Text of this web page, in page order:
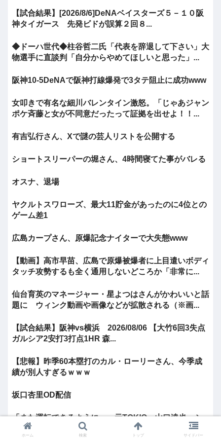
【試合結果】[2026/8/6]DeNAベイスターズ５－１０阪
神タイガース 先発ビドが誤算２回８...
◆ドーハ世代◆柱谷哲二氏「代表を辞退して下さい」大
物選手に直談判「自分からやめてほしいと思った」...
阪神10-5DeNAで阪神打線爆発で3タテ阻止に成功www
女叩きで有名な細川バレンタイン激怒。「じゃあジャン
ポケ斉藤と女が不同意だったって証拠を出せよ！！...
有吉弘行さん、Xで謎の芸人リストを公開する
ショートスリーパーの堀さん、4時間寝てた事がバレる
オスナ、退場
ヤクルトスワローズ、最大11貯金があったのに4位との
ゲーム差1
広島カープさん、原爆記念ナイターで大失態www
【動画】高市早苗、広島で原爆被爆者に上目遣いボディ
タッチ攻勢するも全く通用しないどころか「非常に...
仙台育英のマネージャー・星よつはさんがかわいいと話
題に ウィンク動画や画像などが拡散される（※画...
【試合結果】阪神vs横浜 2026/08/06 【大竹6回3失点
ガルシア2安打3打点1HR 森...
【悲報】昨季60本塁打のカル・ローリーさん、今季成
績が別人すぎるｗｗｗ
坂口杏里OD配信
「また運転できるように…」元TOKIO・山口達也、シ
ェアカー運転&ギター演奏姿にファン感動
ホーム 検索 トップ サイドバー